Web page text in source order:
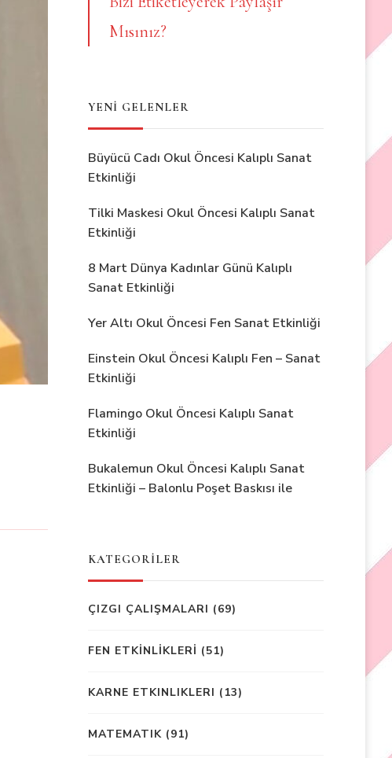
Mısınız?
YENİ GELENLER
Büyücü Cadı Okul Öncesi Kalıplı Sanat
Etkinliği
Tilki Maskesi Okul Öncesi Kalıplı Sanat
Etkinliği
8 Mart Dünya Kadınlar Günü Kalıplı
Sanat Etkinliği
Yer Altı Okul Öncesi Fen Sanat Etkinliği
Einstein Okul Öncesi Kalıplı Fen – Sanat
Etkinliği
Flamingo Okul Öncesi Kalıplı Sanat
Etkinliği
Bukalemun Okul Öncesi Kalıplı Sanat
Etkinliği – Balonlu Poşet Baskısı ile
KATEGORİLER
ÇIZGI ÇALIŞMALARI (69)
FEN ETKİNLİKLERİ (51)
KARNE ETKINLIKLERI (13)
MATEMATIK(91)